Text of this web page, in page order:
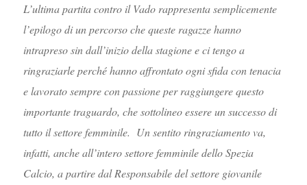
L’ultima partita contro il Vado rappresenta semplicemente
l’epilogo di un percorso che queste ragazze hanno
intrapreso sin dall’inizio della stagione e ci tengo a
ringraziarle perché hanno affrontato ogni sfida con tenacia
e lavorato sempre con passione per raggiungere questo
importante traguardo, che sottolineo essere un successo di
tutto il settore femminile. Un sentito ringraziamento va,
infatti, anche all’intero settore femminile dello Spezia
Calcio, a partire dal Responsabile del settore giovanile